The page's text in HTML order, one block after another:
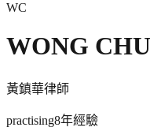
WC
WONG
黃鎮華律師
practising8年經驗